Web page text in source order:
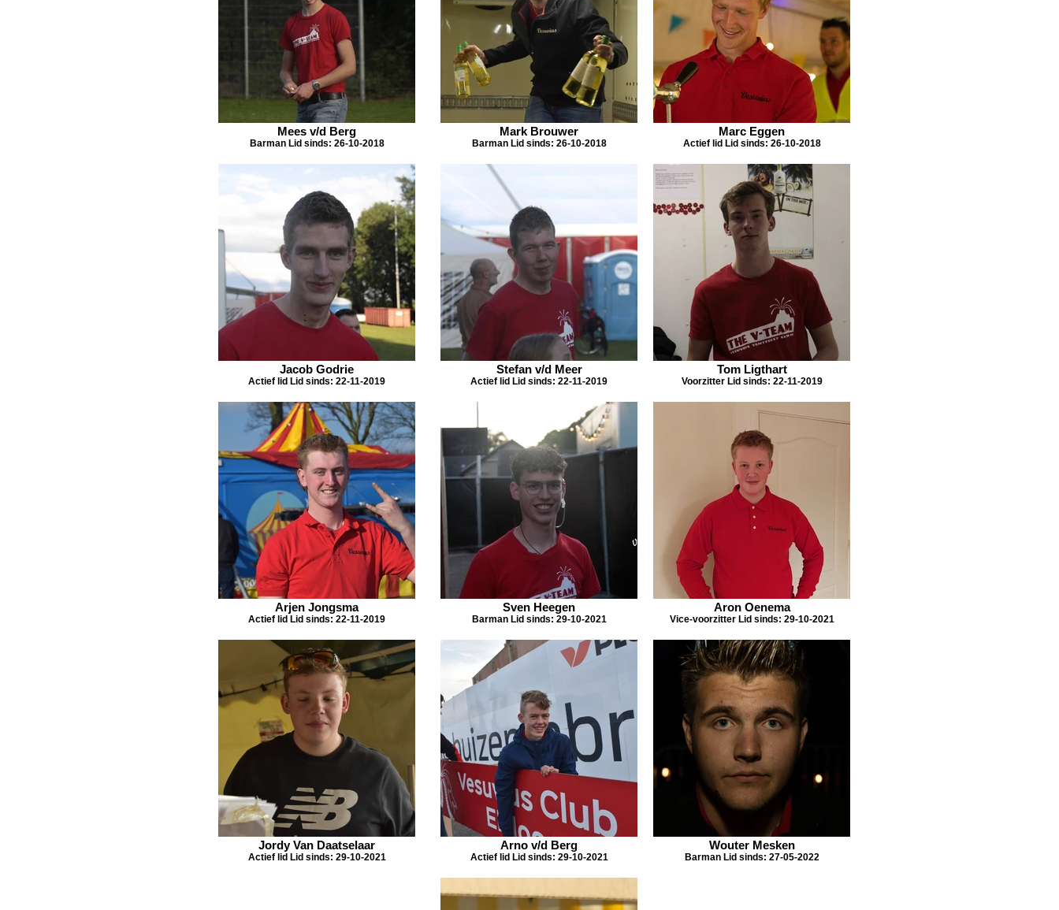
Mees v/d Berg
Barman Lid sinds: 26-10-2018
Mark Brouwer
Barman Lid sinds: 26-10-2018
Marc Eggen
Actief lid Lid sinds: 26-10-2018
Jacob Godrie
Actief lid Lid sinds: 22-11-2019
Stefan v/d Meer
Actief lid Lid sinds: 22-11-2019
Tom Ligthart
Voorzitter Lid sinds: 22-11-2019
Arjen Jongsma
Actief lid Lid sinds: 22-11-2019
Sven Heegen
Barman Lid sinds: 29-10-2021
Aron Oenema
Vice-voorzitter Lid sinds: 29-10-2021
Jordy Van Daatselaar
Actief lid Lid sinds: 29-10-2021
Arno v/d Berg
Actief lid Lid sinds: 29-10-2021
Wouter Mesken
Barman Lid sinds: 27-05-2022